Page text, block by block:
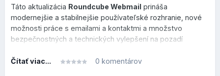
Táto aktualizácia Roundcube Webmail prináša
modernejšie a stabilnejšie používateľské rozhranie, nové
možnosti práce s emailami a kontaktmi a množstvo
bezpečnostných a technických vylepšení na pozadí
Čítať viac... 0 komentárov